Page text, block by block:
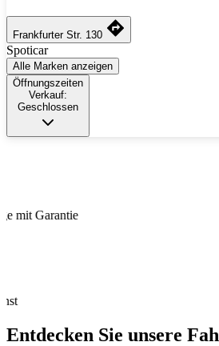
Frankfurter Str. 130
Spoticar
Alle Marken anzeigen
Öffnungszeiten
Verkauf:
Geschlossen
Zertifizierte
Entdecken Sie unsere